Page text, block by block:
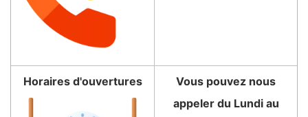
Horaires d'ouvertures
Vous pouvez nous
appeler du Lundi au